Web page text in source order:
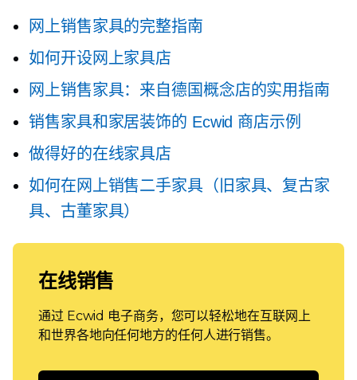
网上销售家具的完整指南
如何开设网上家具店
网上销售家具：来自德国概念店的实用指南
销售家具和家居装饰的 Ecwid 商店示例
做得好的在线家具店
如何在网上销售二手家具（旧家具、复古家
具、古董家具）
在线销售
通过 Ecwid 电子商务，您可以轻松地在互联网上
和世界各地向任何地方的任何人进行销售。